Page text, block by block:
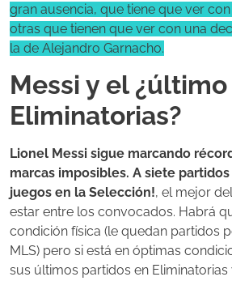
gran ausencia, que tiene que ver
otras que tienen que ver con una
la de Alejandro Garnacho.
Messi y el
Eliminatorias?
Lionel Messi sigue marcando
marcas imposibles. A siete
juegos en la Selección!, el mejor
estar entre los convocados. Habrá
condición física (le quedan partidos
MLS) pero si está en óptimas
sus últimos partidos en